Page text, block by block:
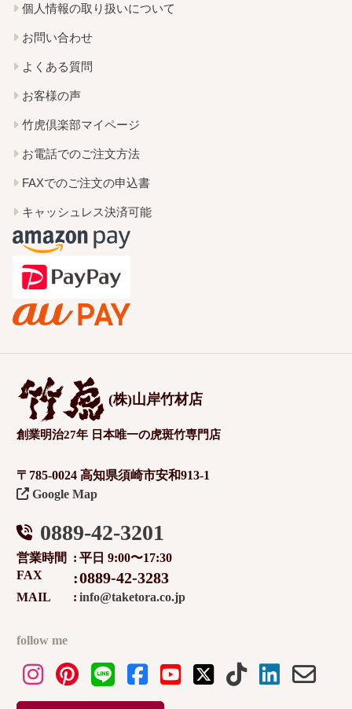
個人情報の取り扱いについて
お問い合わせ
よくある質問
お客様の声
竹虎倶楽部マイページ
お電話でのご注文方法
FAXでのご注文の申込書
キャッシュレス決済可能
(株)山岸竹材店
創業明治27年 日本唯一の虎斑竹専門店
〒785-0024 高知県須崎市安和913-1
Google Map
0889-42-3201
営業時間
平日 9:00〜17:30
FAX
0889-42-3283
MAIL info@taketora.co.jp
follow me